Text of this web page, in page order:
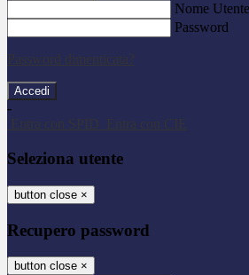
Nome Utente
Password
Password dimenticata?
-
Entra con SPID
Entra con CIE
Seleziona utente
button close ×
Recupero password
button close ×